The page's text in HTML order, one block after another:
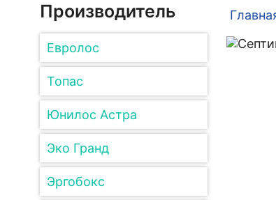
Производитель
Евролос
Топас
Юнилос Астра
Эко Гранд
Эргобокс